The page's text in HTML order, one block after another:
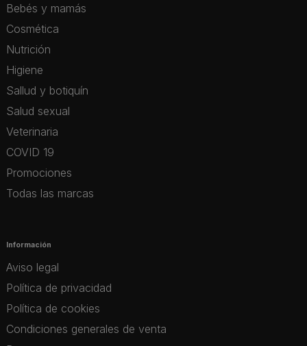
Bebés y mamás
Cosmética
Nutrición
Higiene
Sallud y botiquín
Salud sexual
Veterinaria
COVID 19
Promociones
Todas las marcas
Información
Aviso legal
Política de privacidad
Política de cookies
Condiciones generales de venta